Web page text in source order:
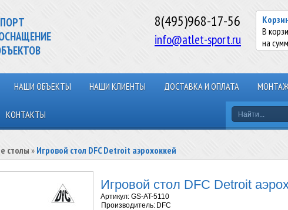
В
на
8(495)968-17-56
info@atlet-sport.ru
НАШИ ОБЪЕКТЫ НАШИ КЛИЕНТЫ ДОСТАВКА И ОПЛАТА
КОНТАКТЫ
столы » Игровой стол DFC Detroit аэрохоккей
Игровой стол DFC Detroit
Артикул: GS-AT-5110
Производитель: DFC